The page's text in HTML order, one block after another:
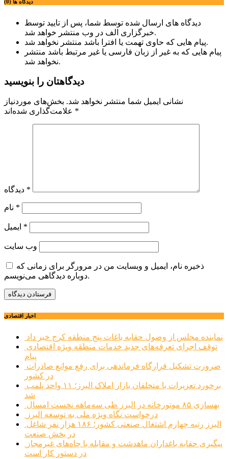
دیدگاه ها (0)
دیدگاه های ارسال شده توسط شما، پس از تایید توسط
خبرگزاری الف در وب منتشر خواهد شد.
پیام هایی که حاوی تهمت یا افترا باشد منتشر نخواهد شد.
پیام هایی که به غیر از زبان فارسی یا غیر مرتبط باشد منتشر
نخواهد شد.
دیدگاهتان را بنویسید
نشانی ایمیل شما منتشر نخواهد شد. بخش‌های موردنیاز
*
*
*
*
وب‌ سایت
ذخیره نام، ایمیل و وبسایت من در مرورگر برای زمانی که
دوباره دیدگاهی می‌نویسم.
اخبار اقتصادی
نماینده مجلس از وصول حقابه باغات پنج منطقه کرج خبر داد
پیام
در کشور
شد
بهسازی ۸۵ موتورخانه در البرز طی سه‌ماهه نخست امسال
درخواست نگاه ویژه ملی به توسعه البرز
در بخش صنعت
در دستور کار است